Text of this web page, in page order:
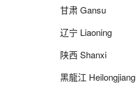
甘肃 Gansu
辽宁 Liaoning
陕西 Shanxi
黑龍江 Heilongjiang